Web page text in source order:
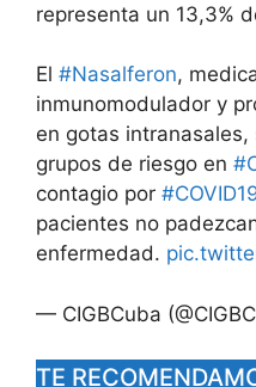
representa un 13,3%
El #Nasalferon,
inmunomodulador y
en gotas
grupos de riesgo en
contagio por
pacientes no
enfermedad.
— CIGBCuba
TE